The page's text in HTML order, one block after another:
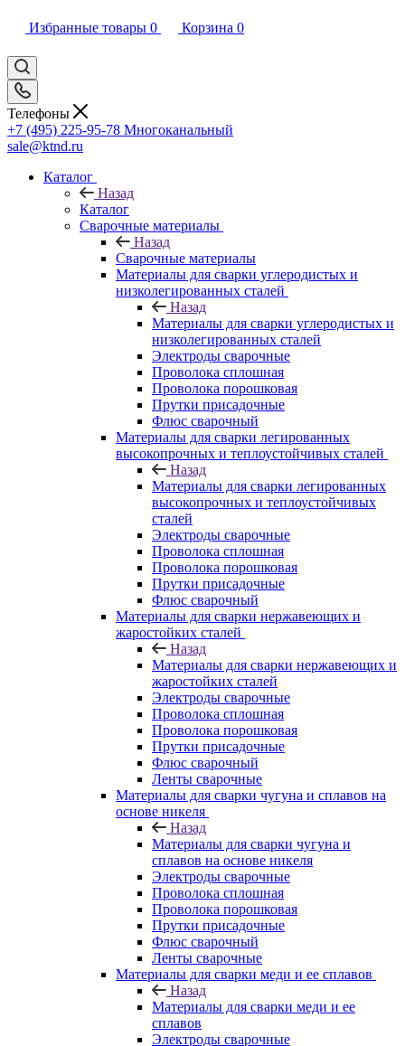
Избранные товары 0 Корзина 0
Телефоны
+7 (495) 225-95-78 Многоканальный
sale@ktnd.ru
Каталог
Назад
Каталог
Сварочные материалы
Назад
Сварочные материалы
Материалы для сварки углеродистых и
низколегированных сталей
Назад
Материалы для сварки углеродистых и
низколегированных сталей
Электроды сварочные
Проволока сплошная
Проволока порошковая
Прутки присадочные
Флюс сварочный
Материалы для сварки легированных
высокопрочных и теплоустойчивых сталей
Назад
Материалы для сварки легированных
высокопрочных и теплоустойчивых
сталей
Электроды сварочные
Проволока сплошная
Проволока порошковая
Прутки присадочные
Флюс сварочный
Материалы для сварки нержавеющих и
жаростойких сталей
Назад
Материалы для сварки нержавеющих и
жаростойких сталей
Электроды сварочные
Проволока сплошная
Проволока порошковая
Прутки присадочные
Флюс сварочный
Ленты сварочные
Материалы для сварки чугуна и сплавов на
основе никеля
Назад
Материалы для сварки чугуна и
сплавов на основе никеля
Электроды сварочные
Проволока сплошная
Проволока порошковая
Прутки присадочные
Флюс сварочный
Ленты сварочные
Материалы для сварки меди и ее сплавов
Назад
Материалы для сварки меди и ее
сплавов
Электроды сварочные